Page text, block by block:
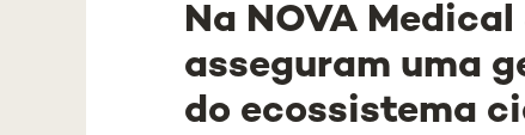
Na NOVA
asseguram uma
do ecossistema